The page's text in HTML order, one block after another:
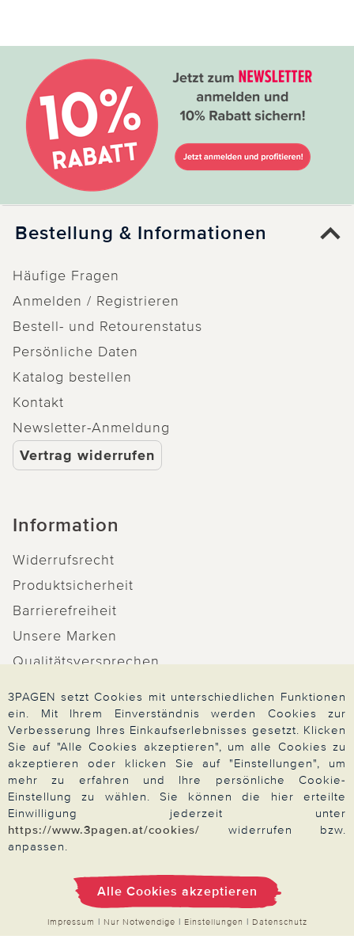
Bestellung & Informationen
Häufige Fragen
Anmelden / Registrieren
Bestell- und Retourenstatus
Persönliche Daten
Katalog bestellen
Kontakt
Newsletter-Anmeldung
Vertrag widerrufen
Information
Widerrufsrecht
Produktsicherheit
Barrierefreiheit
Unsere Marken
Qualitätsversprechen
Zahlung & Versand
Über 3PAGEN
Impressum|AGB|Datenschutz|Cookies
3PAGEN setzt Cookies mit unterschiedlichen Funktionen
ein. Mit Ihrem Einverständnis werden Cookies zur
Verbesserung Ihres Einkaufserlebnisses gesetzt. Klicken
Sie auf "Alle Cookies akzeptieren", um alle Cookies zu
akzeptieren oder klicken Sie auf "Einstellungen", um
mehr zu erfahren und Ihre persönliche Cookie-
Einstellung zu wählen. Sie können die hier erteilte
Einwilligung jederzeit unter
https://www.3pagen.at/cookies/ widerrufen bzw.
anpassen.
Alle Cookies akzeptieren
Impressum | Nur Notwendige | Einstellungen | Datenschutz